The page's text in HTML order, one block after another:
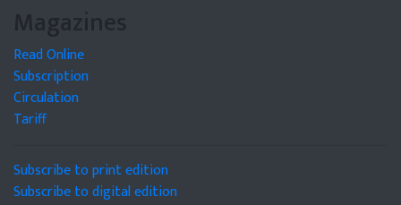
Magazines
Read Online
Subscription
Circulation
Tariff
Subscribe to print edition
Subscribe to digital edition